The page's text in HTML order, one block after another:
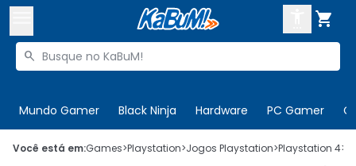

Buscar produtos

Mundo Gamer Black Ninja Hardware PC Gamer
 Olá. Acesse sua conta
Você está em:Games>Playstation>Jogos Playstation>Playstation 4>